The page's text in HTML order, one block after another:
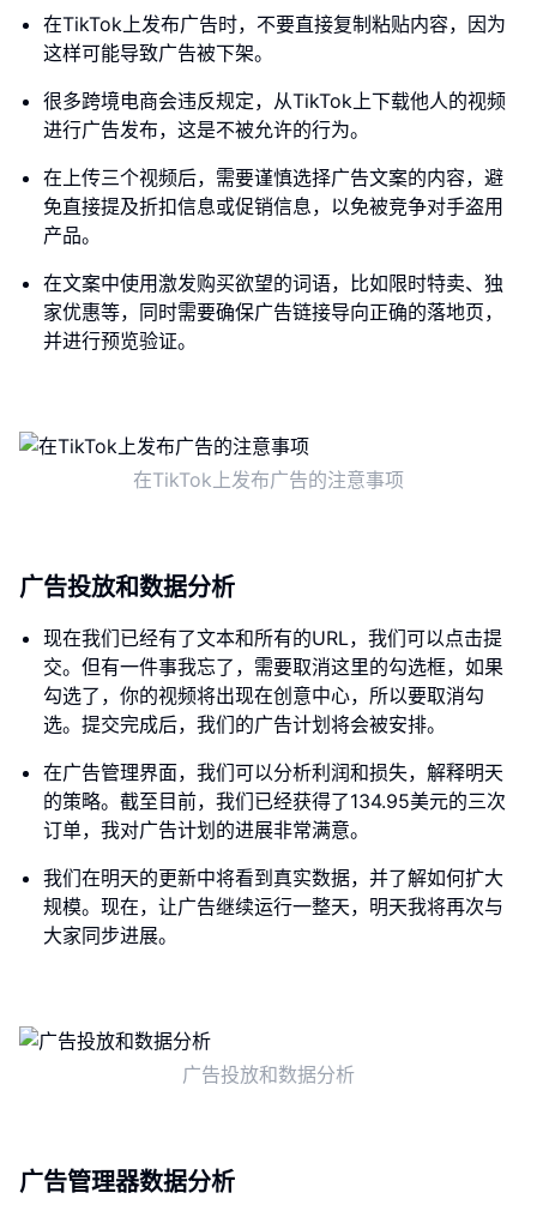
在TikTok上发布广告时，不要直接复制粘贴内容，因为
这样可能导致广告被下架。
很多跨境电商会违反规定，从TikTok上下载他人的视频
进行广告发布，这是不被允许的行为。
在上传三个视频后，需要谨慎选择广告文案的内容，避
免直接提及折扣信息或促销信息，以免被竞争对手盗用
产品。
在文案中使用激发购买欲望的词语，比如限时特卖、独
家优惠等，同时需要确保广告链接导向正确的落地页，
并进行预览验证。
在TikTok上发布广告的注意事项
广告投放和数据分析
现在我们已经有了文本和所有的URL，我们可以点击提
交。但有一件事我忘了，需要取消这里的勾选框，如果
勾选了，你的视频将出现在创意中心，所以要取消勾
选。提交完成后，我们的广告计划将会被安排。
在广告管理界面，我们可以分析利润和损失，解释明天
的策略。截至目前，我们已经获得了134.95美元的三次
订单，我对广告计划的进展非常满意。
我们在明天的更新中将看到真实数据，并了解如何扩大
规模。现在，让广告继续运行一整天，明天我将再次与
大家同步进展。
广告投放和数据分析
广告管理器数据分析